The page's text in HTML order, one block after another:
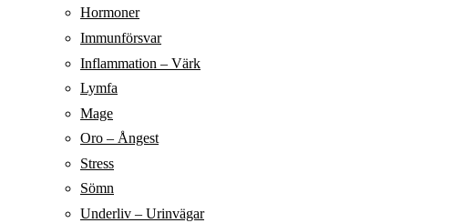
Hormoner
Immunförsvar
Inflammation – Värk
Lymfa
Mage
Oro – Ångest
Stress
Sömn
Underliv – Urinvägar